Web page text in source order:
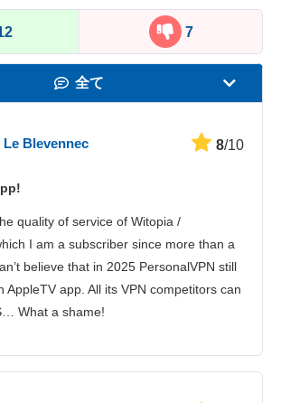
7
全て
カスタマーサポ
Le Blevennec 8/10
quality of service of Witopia /
I am a subscriber since more than a
believe that in 2025 PersonalVPN still
AppleTV app. All its VPN competitors can
What a shame!